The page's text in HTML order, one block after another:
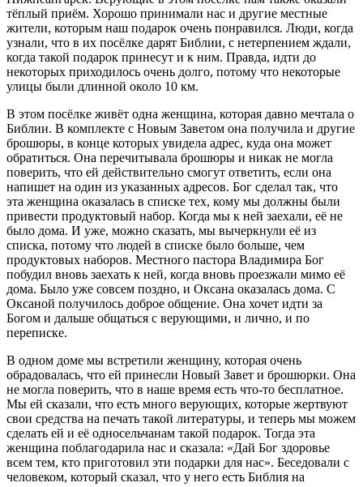
тёплый приём. Хорошо принимали нас и другие местные
жители, которым наш подарок очень понравился. Люди, когда
узнали, что в их посёлке дарят Библии, с нетерпением ждали,
когда такой подарок принесут и к ним. Правда, идти до
некоторых приходилось очень долго, потому что некоторые
улицы были длинной около 10 км.
В этом посёлке живёт одна женщина, которая давно мечтала о
Библии. В комплекте с Новым Заветом она получила и другие
брошюры, в конце которых увидела адрес, куда она может
обратиться. Она перечитывала брошюры и никак не могла
поверить, что ей действительно смогут ответить, если она
напишет на один из указанных адресов. Бог сделал так, что
эта женщина оказалась в списке тех, кому мы должны были
привести продуктовый набор. Когда мы к ней заехали, её не
было дома. И уже, можно сказать, мы вычеркнули её из
списка, потому что людей в списке было больше, чем
продуктовых наборов. Местного пастора Владимира Бог
побудил вновь заехать к ней, когда вновь проезжали мимо её
дома. Было уже совсем поздно, и Оксана оказалась дома. С
Оксаной получилось доброе общение. Она хочет идти за
Богом и дальше общаться с верующими, и лично, и по
переписке.
В одном доме мы встретили женщину, которая очень
обрадовалась, что ей принесли Новый Завет и брошюрки. Она
не могла поверить, что в наше время есть что-то бесплатное.
Мы ей сказали, что есть много верующих, которые жертвуют
свои средства на печать такой литературы, и теперь мы можем
сделать ей и её односельчанам такой подарок. Тогда эта
женщина поблагодарила нас и сказала: «Дай Бог здоровье
всем тем, кто приготовил эти подарки для нас». Беседовали с
человеком, который сказал, что у него есть Библия на